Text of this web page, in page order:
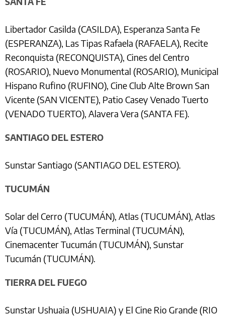
Libertador Casilda (CASILDA), Esperanza Santa Fe
(ESPERANZA), Las Tipas Rafaela (RAFAELA), Recite
Reconquista (RECONQUISTA), Cines del Centro
(ROSARIO), Nuevo Monumental (ROSARIO), Municipal
Hispano Rufino (RUFINO), Cine Club Alte Brown San
Vicente (SAN VICENTE), Patio Casey Venado Tuerto
(VENADO TUERTO), Alavera Vera (SANTA FE).
SANTIAGO DEL ESTERO
Sunstar Santiago (SANTIAGO DEL ESTERO).
TUCUMÁN
Solar del Cerro (TUCUMÁN), Atlas (TUCUMÁN), Atlas
Vía (TUCUMÁN), Atlas Terminal (TUCUMÁN),
Cinemacenter Tucumán (TUCUMÁN), Sunstar
Tucumán (TUCUMÁN).
TIERRA DEL FUEGO
Sunstar Ushuaia (USHUAIA) y El Cine Rio Grande (RIO